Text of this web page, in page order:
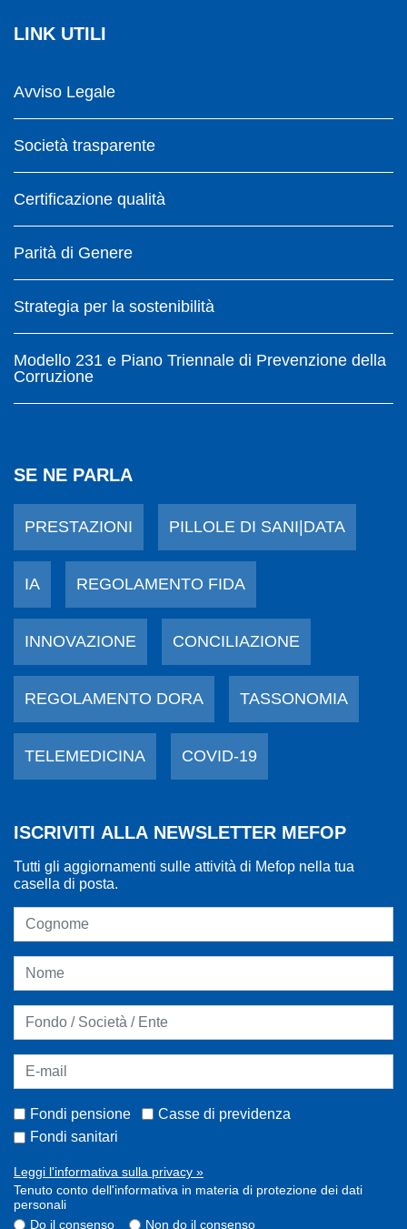
LINK UTILI
Avviso Legale
Società trasparente
Certificazione qualità
Parità di Genere
Strategia per la sostenibilità
Modello 231 e Piano Triennale di Prevenzione della
Corruzione
SE NE PARLA
PRESTAZIONI PILLOLE DI SANI|DATA
IA REGOLAMENTO FIDA
INNOVAZIONE CONCILIAZIONE
REGOLAMENTO DORA TASSONOMIA
TELEMEDICINA COVID-19
ISCRIVITI ALLA NEWSLETTER MEFOP
Tutti gli aggiornamenti sulle attività di Mefop nella tua
casella di posta.
Fondi pensione
Casse di previdenza
Fondi sanitari
Leggi l'informativa sulla privacy »
Tenuto conto dell'informativa in materia di protezione dei dati
personali
Do il consenso
Non do il consenso